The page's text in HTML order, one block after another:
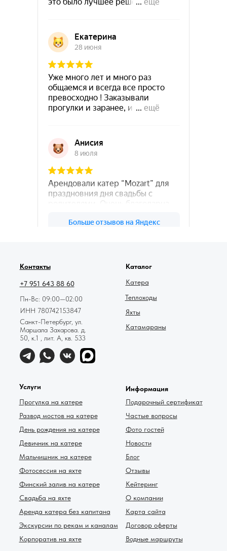
Контакты
+7 951 643 88 60
Пн-Вс: 09:00—02:00
ИНН 780742153847
Санкт-Петербург, ул.
Маршала Захарова. д.
50, к.1 , лит. А, кв. 533
Услуги
Прогулка на катере
Развод мостов на катере
День рождения на катере
Девичник на катере
Мальчишник на катере
Фотосессия на яхте
Финский залив на катере
Свадьба на яхте
Аренда катера без капитана
Экскурсии по рекам и каналам
Корпоратив на яхте
Каталог
Катамараны
Яхты
Теплоходы
Катера
Договор оферты
Водные маршруты
Блог
Информация
Подарочный сертификат
Частые вопросы
Фото гостей
Новости
Отзывы
Кейтеринг
О компании
Карта сайта